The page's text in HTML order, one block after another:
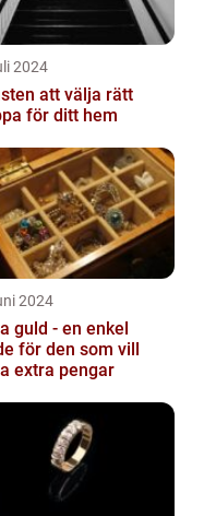
2024
att välja rätt
för ditt hem
2024
guld - en enkel
för den som vill
extra pengar